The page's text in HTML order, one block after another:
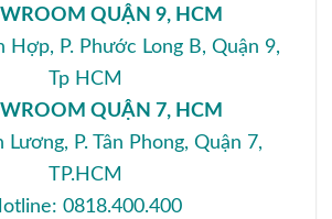
QUẬN 9, HCM
Hợp, P. Phước Long B, Quận 9,
Tp HCM
QUẬN 7, HCM
Lương, P. Tân Phong, Quận 7,
TP.HCM
0818.400.400